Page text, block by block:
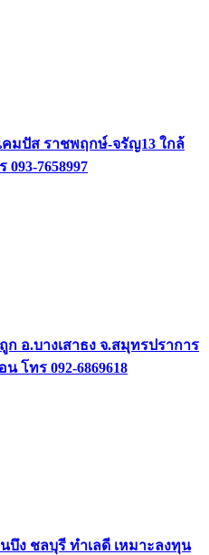
มปัส ราชพฤกษ์-จรัญ13 ใกล้
7658997
อ.บางเสาธง จ.สมุทรปราการ
โทร 092-6869618
บึง ชลบุรี ทำเลดี เหมาะลงทุน